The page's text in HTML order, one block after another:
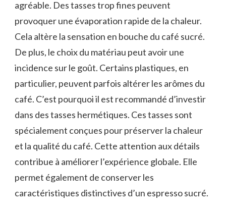
agréable. Des tasses trop fines peuvent
provoquer une évaporation rapide de la chaleur.
Cela altère la sensation en bouche du café sucré.
De plus, le choix du matériau peut avoir une
incidence sur le goût. Certains plastiques, en
particulier, peuvent parfois altérer les arômes du
café. C’est pourquoi il est recommandé d’investir
dans des tasses hermétiques. Ces tasses sont
spécialement conçues pour préserver la chaleur
et la qualité du café. Cette attention aux détails
contribue à améliorer l’expérience globale. Elle
permet également de conserver les
caractéristiques distinctives d’un espresso sucré.